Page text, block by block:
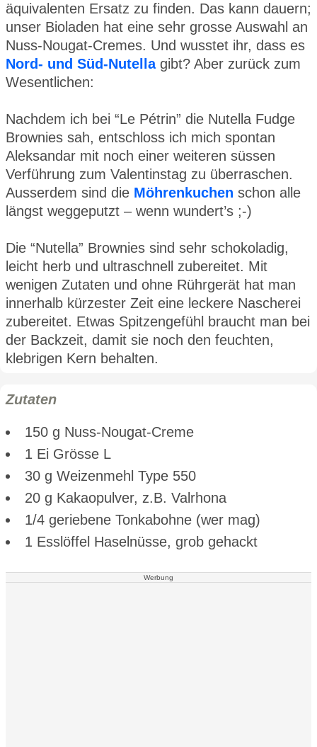
äquivalenten Ersatz zu finden. Das kann dauern;
unser Bioladen hat eine sehr grosse Auswahl an
Nuss-Nougat-Cremes. Und wusstet ihr, dass es
Nord- und Süd-Nutellagibt? Aber zurück zum
Wesentlichen:
Nachdem ich bei “Le Pétrin” die Nutella Fudge
Brownies sah, entschloss ich mich spontan
Aleksandar mit noch einer weiteren süssen
Verführung zum Valentinstag zu überraschen.
Ausserdem sind die Möhrenkuchen schon alle
längst weggeputzt – wenn wundert’s ;-)
Die “Nutella” Brownies sind sehr schokoladig,
leicht herb und ultraschnell zubereitet. Mit
wenigen Zutaten und ohne Rührgerät hat man
innerhalb kürzester Zeit eine leckere Nascherei
zubereitet. Etwas Spitzengefühl braucht man bei
der Backzeit, damit sie noch den feuchten,
klebrigen Kern behalten.
Zutaten
150 g Nuss-Nougat-Creme
1 Ei Grösse L
30 g Weizenmehl Type 550
20 g Kakaopulver, z.B. Valrhona
1/4 geriebene Tonkabohne (wer mag)
1 Esslöffel Haselnüsse, grob gehackt
Werbung